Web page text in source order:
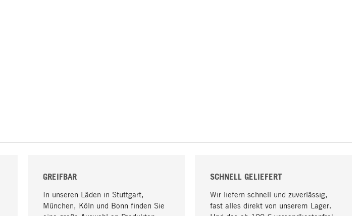
GREIFBAR
In unseren Läden in Stuttgart,
München, Köln und Bonn finden Sie
SCHNELL GELIEFERT
Wir liefern schnell und zuverlässig,
fast alles direkt von unserem Lager.